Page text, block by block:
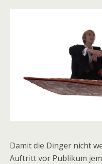
Damit die Dinger nicht
Auftritt vor Publikum